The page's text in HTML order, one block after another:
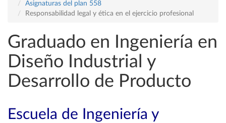
Asignaturas del plan 558
Responsabilidad legal y ética en el ejercicio profesional
Graduado en Ingeniería en
Diseño Industrial y
Desarrollo de Producto
Escuela de Ingeniería y